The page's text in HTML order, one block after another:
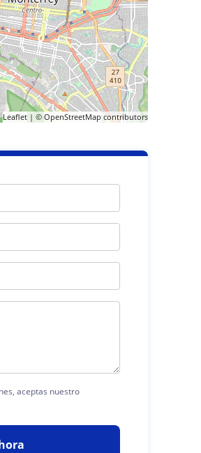
Leaflet| © OpenStreetMapcontributors
aceptas nuestro